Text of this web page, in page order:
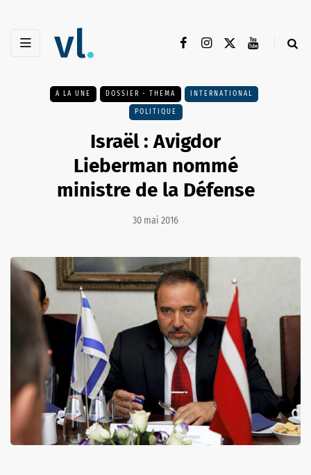
A LA UNE DOSSIER - THEMA INTERNATIONAL
POLITIQUE
Israël : Avigdor
Lieberman nommé
ministre de la Défense
30 mai 2016